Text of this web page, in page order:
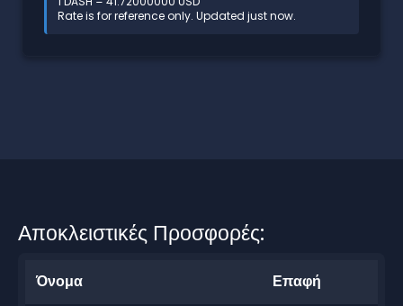
Rate is for reference only. Updated just now.
Αποκλειστικές Προσφορές:
Όνομα Επαφή